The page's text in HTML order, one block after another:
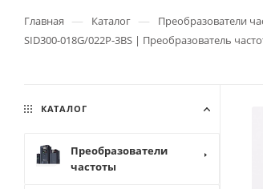
Главная — Каталог — Преобразователи
SID300-018G/022P-3BS | Преобразователь
КАТАЛОГ
Преобразователи
частоты